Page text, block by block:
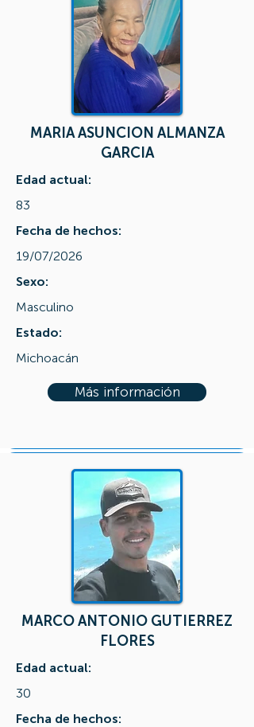
MARIA ASUNCION ALMANZA
GARCIA
Edad actual:
83
Fecha de hechos:
19/07/2026
Sexo:
Masculino
Estado:
Michoacán
Más información
MARCO ANTONIO GUTIERREZ
FLORES
Edad actual:
30
Fecha de hechos: